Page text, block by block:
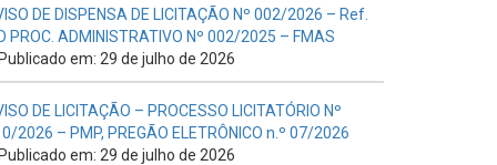
DE DISPENSA DE LICITAÇÃO Nº 002/2026 – Ref.
PROC. ADMINISTRATIVO Nº 002/2025 – FMAS
Publicado em: 29 de julho de 2026
DE LICITAÇÃO – PROCESSO LICITATÓRIO Nº
2026 – PMP, PREGÃO ELETRÔNICO n.º 07/2026
Publicado em: 29 de julho de 2026